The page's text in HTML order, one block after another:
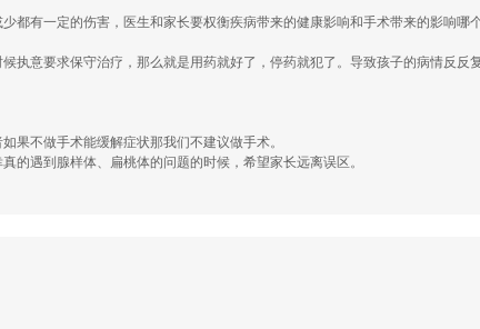
有一定的伤害，医生和家长要权衡疾病带来的健康影响和手术带来的影响哪个
执意要求保守治疗，那么就是用药就好了，停药就犯了。导致孩子的病情反
果不做手术能缓解症状那我们不建议做手术。
的遇到腺样体、扁桃体的问题的时候，希望家长远离误区。